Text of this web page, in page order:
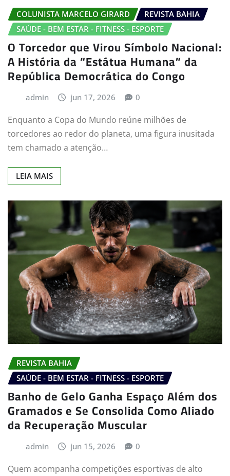
COLUNISTA MARCELO GIRARD
REVISTA BAHIA
SAÚDE - BEM ESTAR - FITNESS - ESPORTE
O Torcedor que Virou Símbolo Nacional:
A História da “Estátua Humana” da
República Democrática do Congo
admin jun 17, 2026 0
Enquanto a Copa do Mundo reúne milhões de
torcedores ao redor do planeta, uma figura inusitada
tem chamado a atenção…
LEIA MAIS
REVISTA BAHIA
SAÚDE - BEM ESTAR - FITNESS - ESPORTE
Banho de Gelo Ganha Espaço Além dos
Gramados e Se Consolida Como Aliado
da Recuperação Muscular
admin jun 15, 2026 0
Quem acompanha competições esportivas de alto